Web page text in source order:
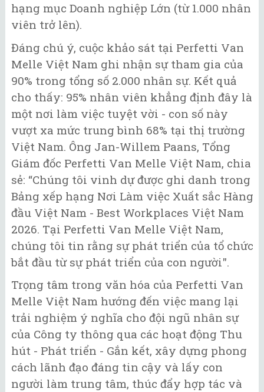
hạng mục Doanh nghiệp Lớn (từ 1.000 nhân
viên trở lên).
Đáng chú ý, cuộc khảo sát tại Perfetti Van
Melle Việt Nam ghi nhận sự tham gia của
90% trong tổng số 2.000 nhân sự. Kết quả
cho thấy: 95% nhân viên khẳng định đây là
một nơi làm việc tuyệt vời - con số này
vượt xa mức trung bình 68% tại thị trường
Việt Nam. Ông Jan-Willem Paans, Tổng
Giám đốc Perfetti Van Melle Việt Nam, chia
sẻ: “Chúng tôi vinh dự được ghi danh trong
Bảng xếp hạng Nơi Làm việc Xuất sắc Hàng
đầu Việt Nam - Best Workplaces Việt Nam
2026. Tại Perfetti Van Melle Việt Nam,
chúng tôi tin rằng sự phát triển của tổ chức
bắt đầu từ sự phát triển của con người".
Trọng tâm trong văn hóa của Perfetti Van
Melle Việt Nam hướng đến việc mang lại
trải nghiệm ý nghĩa cho đội ngũ nhân sự
của Công ty thông qua các hoạt động Thu
hút - Phát triển - Gắn kết, xây dựng phong
cách lãnh đạo đáng tin cậy và lấy con
người làm trung tâm, thúc đẩy hợp tác và